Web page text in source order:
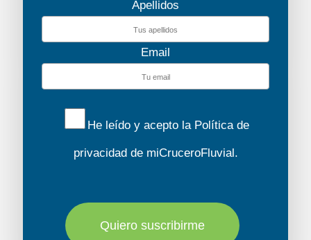
Apellidos
Email
He leído y acepto la Política de
privacidad de miCruceroFluvial.
Quiero suscribirme